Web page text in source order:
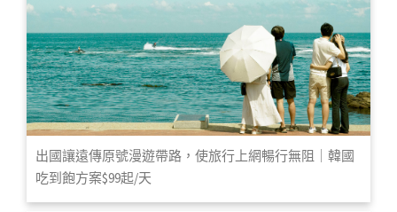
出國讓遠傳原號漫遊帶路，使旅行上網暢行無阻｜韓國
吃到飽方案$99起/天